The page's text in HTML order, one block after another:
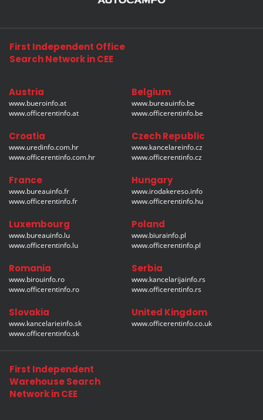
First Independent Office
Search Network in CEE
Austria
www.bueroinfo.at
www.officerentinfo.at
Belgium
www.bureauinfo.be
www.officerentinfo.be
Croatia
www.uredinfo.com.hr
www.officerentinfo.com.hr
Czech Republic
www.kancelareinfo.cz
www.officerentinfo.cz
France
www.bureauinfo.fr
www.officerentinfo.fr
Hungary
www.irodakereso.info
www.officerentinfo.hu
Luxembourg
www.bureauinfo.lu
www.officerentinfo.lu
Poland
www.biurainfo.pl
www.officerentinfo.pl
Romania
www.birouinfo.ro
www.officerentinfo.ro
Serbia
www.kancelarijainfo.rs
www.officerentinfo.rs
Slovakia
www.kancelarieinfo.sk
www.officerentinfo.sk
United Kingdom
www.officerentinfo.co.uk
First Independent
Warehouse Search
Network in CEE